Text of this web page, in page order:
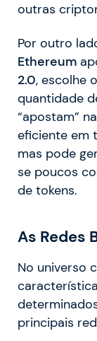
outras
Por outro
Ethereum
2.0, escolhe
quantidade
“apostam”
eficiente em
mas pode
se poucos
de tokens.
As Redes
No universo
principais